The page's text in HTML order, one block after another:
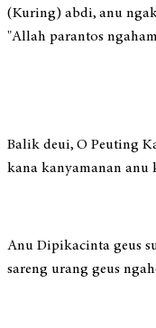
(Kuring) abdi, anu
"Allah parantos
Balik deui, O Peuting
kana kanyamanan anu
Anu Dipikacinta geus
sareng urang geus